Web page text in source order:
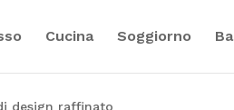
Cucina Soggiorno
design raffinato